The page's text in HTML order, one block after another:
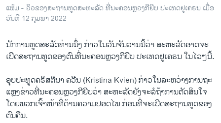
ວີດີໂອ
ລາຍການກະຈາຍສຽງ
ຕິດຕາມພວກເຮົາ ທີ່
ພາສາຕ່າງໆ
ແຟ້ມ - ວິວ​ຂອງ​ສະ​ຖານ​ທູດ​ສະ​ຫະ​ລັດ ທີ່​ນະ​ຄອນ​ຫຼວງ​ກີ​ຢິບ ປະ​ເທດ​ຢູ​ເຄ​ຣນ ເມື່ອ​
ວັນ​ທີ 12 ກຸມ​ພາ 2022
ນັກ​ການ​ທູດ​ສະ​ລັດ​ທ່ານ​ນຶ່ງ ກ່າວ​ໃນ​ວັນ​ຈັນ​ວານນີ້​ວ່າ ສະ​ຫະ​ລັດ​ອາດ​ຈະ​
ເປີດ​ສະ​ຖານ​ທູດ​ຂອງ​ຕົນ​ທີ່​ນະ​ຄອນ​ຫຼວງ​ກີ​ຢິບ ປະ​ເທດ​ຢູ​ເຄ​ຣນ ໃນ​ໄວໆ​ນີ້.
ອຸບ​ປະ​ທູດຄ​ຣິ​ສ​ຕີ​ນາ ຄວີນ (Kristina Kvien) ກ່າວ​ໃນ​ລະ​ຫວ່າງ​ການ​ຖະ​
ແຫຼງ​ຂ່າວ​ທີ່​ນະ​ຄອນ​ຫຼວງ​ກີ​ຢິບ​ວ່າ ສະ​ຫະ​ລັດ​ຍັງ​ຈະ​ລໍ​ຖ້າ​ການ​ຕັດ​ສິນ​ໃຈ​
ໂດຍ​ພວກ​ເຈົ້າ​ໜ້າ​ທີ່​ດ້ານ​ຄວາມ​ປອດ​ໄພ ກ່ອນ​ທີ່​ຈະ​ເປີດ​ສ​ະ​ຖານ​ທູດ​ຂອງ​
ຕົນ​ຄືນ.